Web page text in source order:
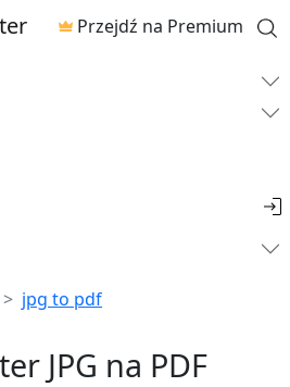
Przejdź na Premium
jpg to pdf
JPG na PDF